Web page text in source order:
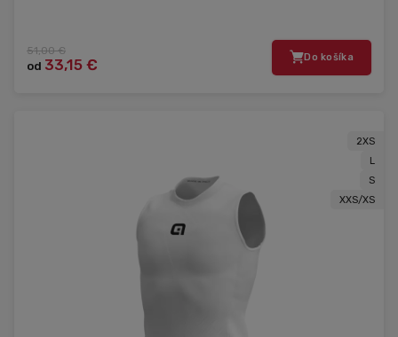
51,00 €
od 33,15 € Do košíka
2XS
L
S
XXS/XS